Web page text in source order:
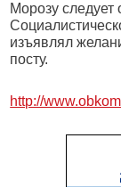
Морозу следует
изъявлял
посту.
http://